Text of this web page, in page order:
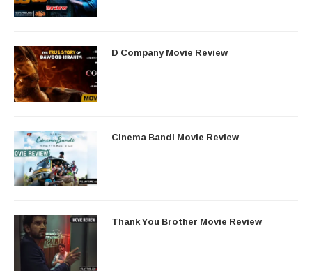
D Company Movie Review
Cinema Bandi Movie Review
Thank You Brother Movie Review